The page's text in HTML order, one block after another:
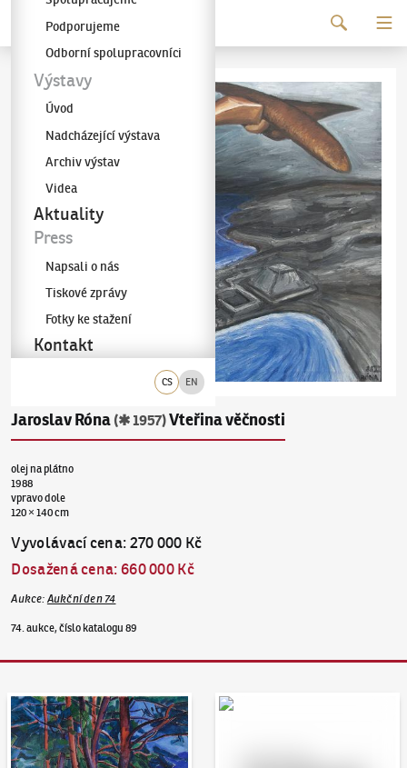
Galerie KODL
CS EN
Podporujeme
Odborní spolupracovníci
Výstavy
Úvod
Nadcházející výstava
Archiv výstav
Videa
Aktuality
Press
Napsali o nás
Tiskové zprávy
Fotky ke stažení
Kontakt
Jaroslav Róna (✱ 1957)Vteřina věčnosti
olej na plátno
1988
vpravo dole
120 × 140 cm
Vyvolávací cena:270 000 Kč
Dosažená cena:660 000 Kč
Aukce: Aukční den 74
74. aukce, číslo katalogu 89
Aukční den 95 Dražit online - Artslimit